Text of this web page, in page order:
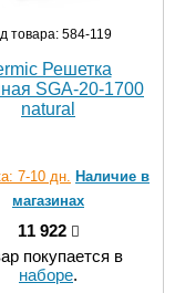
товара: 584-119
Решетка
SGA-20-1700
natural
7-10 дн. Наличие в
магазинах
11 922
покупается в
наборе.